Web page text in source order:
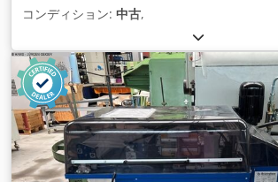
コンディション: 中古,